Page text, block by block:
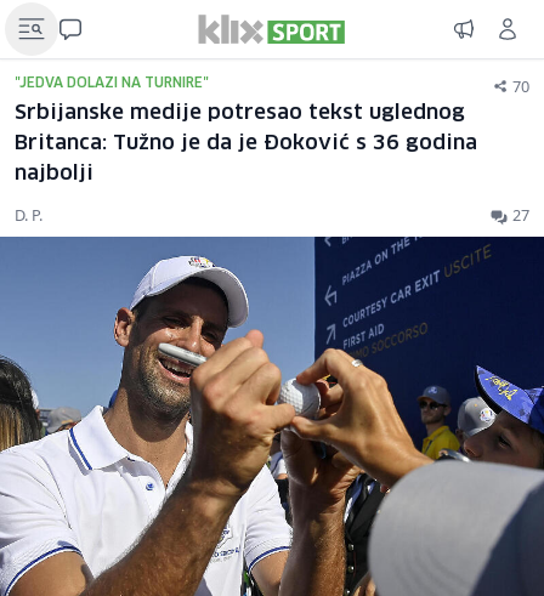
"JEDVA DOLAZI NA TURNIRE" 70
Srbijanske medije potresao tekst uglednog
Britanca: Tužno je da je Đoković s 36 godina
najbolji
D. P. 27